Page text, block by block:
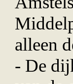
alleen
- De